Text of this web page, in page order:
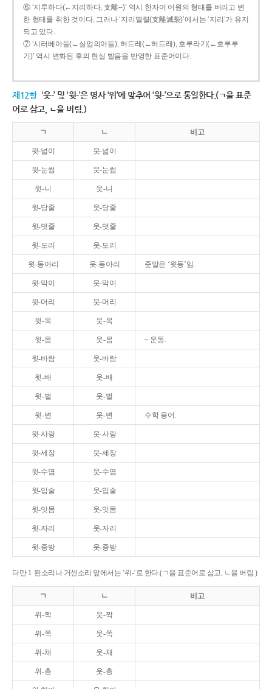
⑥ ‘지루하다(←지리하다, 支離--)’ 역시 한자어 어원의 형태를 버리고 변
한 형태를 취한 것이다. 그러나 ‘지리멸렬(支離滅裂)’에서는 ‘지리’가 유지
되고 있다.
⑦ ‘시러베아들(←실업의아들), 허드레(←허드래), 호루라기(←호루루
기)’ 역시 변화된 후의 현실 발음을 반영한 표준어이다.
제12항 ‘웃-’ 및 ‘윗-’은 명사 ‘위’에 맞추어 ‘윗-’으로 통일한다.(ㄱ을 표준
어로 삼고, ㄴ을 버림.)
ㄱ ㄴ 비고
윗-넓이 웃-넓이
윗-눈썹 웃-눈썹
윗-니 웃-니
윗-당줄 웃-당줄
윗-덧줄 웃-덧줄
윗-도리 웃-도리
윗-동아리 웃-동아리 준말은 ‘윗동’임.
윗-막이 웃-막이
윗-머리 웃-머리
윗-목 웃-목
윗-몸 웃-몸 ~ 운동.
윗-바람 웃-바람
윗-배 웃-배
윗-벌 웃-벌
윗-변 웃-변 수학 용어.
윗-사랑 웃-사랑
윗-세장 웃-세장
윗-수염 웃-수염
윗-입술 웃-입술
윗-잇몸 웃-잇몸
윗-자리 웃-자리
윗-중방 웃-중방
다만 1. 된소리나 거센소리 앞에서는 ‘위-’로 한다.(ㄱ을 표준어로 삼고, ㄴ을 버림.)
ㄱ ㄴ 비고
위-짝 웃-짝
위-쪽 웃-쪽
위-채 웃-채
위-층 웃-층